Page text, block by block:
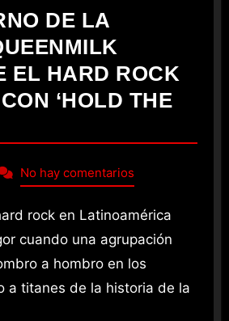
DE LA
EL HARD ROCK
‘HOLD THE
No hay comentarios
cuando una agrupación
a hombro en los
a titanes de la historia de la